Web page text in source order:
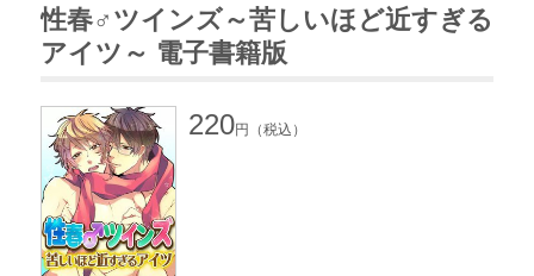
性春♂ツインズ～苦しいほど近すぎる
アイツ～ 電子書籍版
220円（税込）